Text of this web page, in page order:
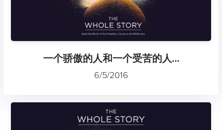
一个骄傲的人和一个受苦的人...
6/5/2016